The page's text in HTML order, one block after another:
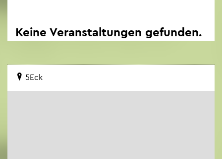
Keine Ver­an­stal­tun­gen ge­fun­den.
5Eck